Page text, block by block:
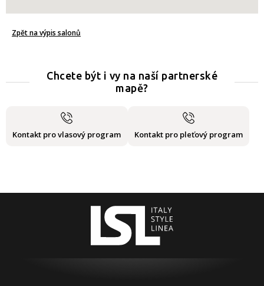
Zpět na výpis salonů
Chcete být i vy na naší partnerské
mapě?
Kontakt pro vlasový program Kontakt pro pleťový program